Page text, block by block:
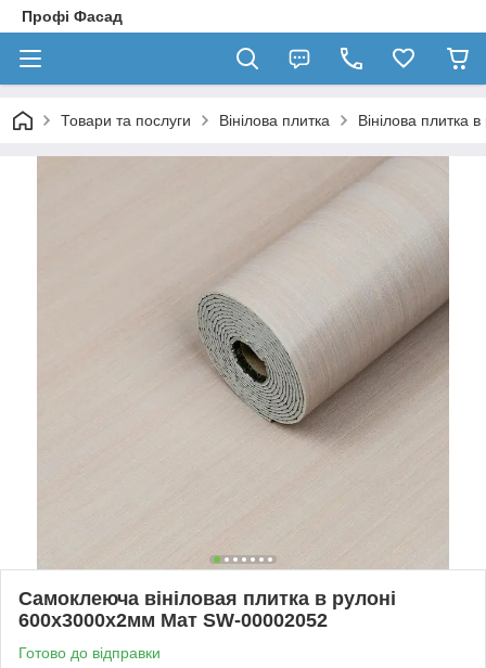
Профі Фасад
Товари та послуги Вінілова плитка Вінілова плитка в
Самоклеюча вініловая плитка в рулоні
600х3000х2мм Мат SW-00002052
Готово до відправки